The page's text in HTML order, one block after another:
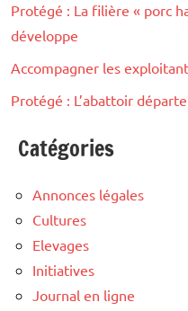
Protégé : La filière « porc
développe
Accompagner les
Protégé : L’abattoir
Catégories
Annonces légales
Cultures
Elevages
Initiatives
Journal en ligne